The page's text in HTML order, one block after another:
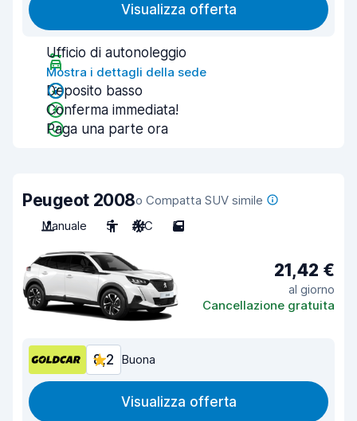
Visualizza offerta
Ufficio di autonoleggio
Mostra i dettagli della sede
Deposito basso
Conferma immediata!
Paga una parte ora
Peugeot 2008o Compatta SUV simile
Manuale
5 A/C 5
21,42 €
al giorno
Cancellazione gratuita
8,2 Buona
Visualizza offerta